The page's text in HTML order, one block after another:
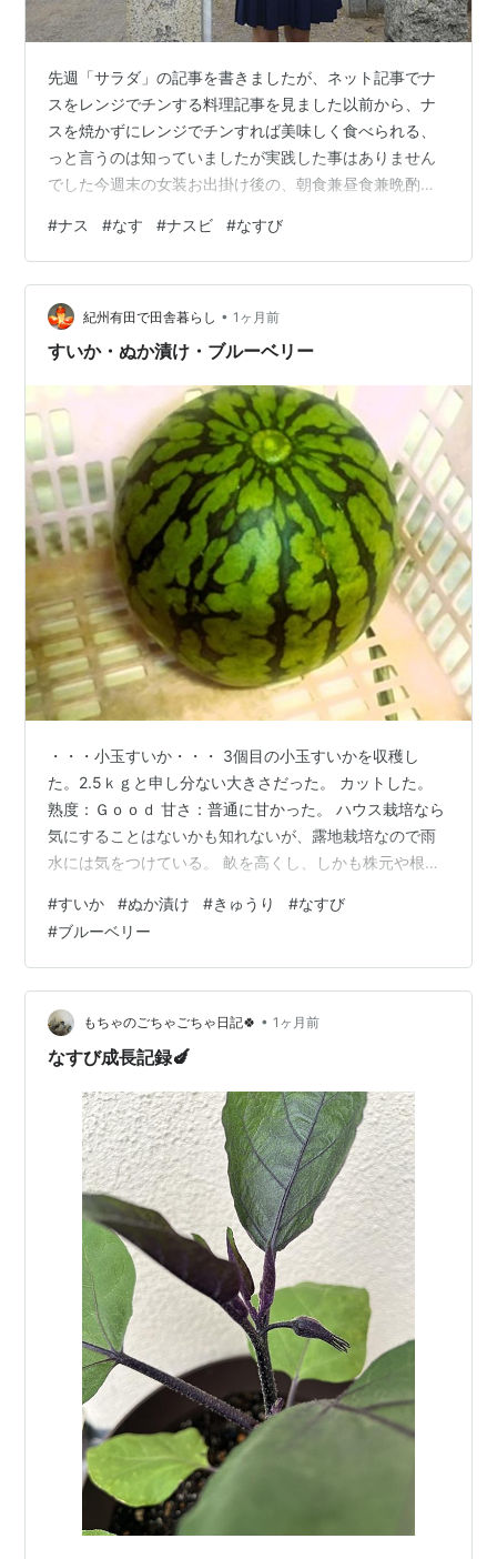
先週「サラダ」の記事を書きましたが、ネット記事でナ
スをレンジでチンする料理記事を見ました以前から、ナ
スを焼かずにレンジでチンすれば美味しく食べられる、
っと言うのは知っていましたが実践した事はありません
でした今週末の女装お出掛け後の、朝食兼昼食兼晩酌の
すこれも一応「サラダ」の一種でしょう、それに火も使
わないので暑くないし、安く済みそうですだって、ナス
とポン酢醤油と鰹節だけ買ってくればいいので安上がり
ですよねっ！！！後は、ナスの栄養素って何だっけ? ぐら
いですかねっ(^^;)あっ後、今週末は先週の残り物がある
#ナス #なす #ナスビ #なすび
紀州有田で田舎暮らし • 1ヶ月前
すいか・ぬか漬け・ブルーベリー
・・・小玉すいか・・・ 3個目の小玉すいかを収穫し
た。2.5ｋｇと申し分ない大きさだった。 カットした。
熟度：Ｇｏｏｄ 甘さ：普通に甘かった。 ハウス栽培なら
気にすることはないかも知れないが、露地栽培なので雨
水には気をつけている。 畝を高くし、しかも株元や根に
日も降った梅雨の長雨だったが、表皮の薄い小玉すいか
なのに水分過多による実割れもなかったし、水分過多で
甘さが薄まることもなかったのは、一手間かけて栽培し
ているからだと思っている。 ・・・ぬかづけ・・・ 「ぬ
か床」がほどよく発酵してきた。 「きゅうり」だと朝に
漬込めば夕方には食べられるし、「…
#すいか #ぬか漬け #きゅうり #なすび
#ブルーベリー
もちゃのごちゃごちゃ日記🍀 • 1ヶ月前
なすび成長記録🍆